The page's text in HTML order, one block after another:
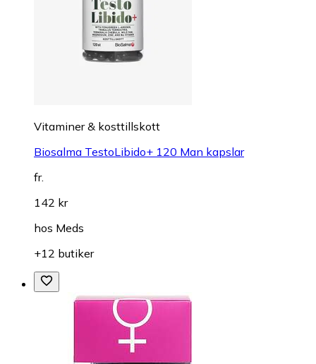
Vitaminer & kosttillskott
Biosalma TestoLibido+ 120 Man kapslar
fr.
142 kr
hos Meds
+12 butiker